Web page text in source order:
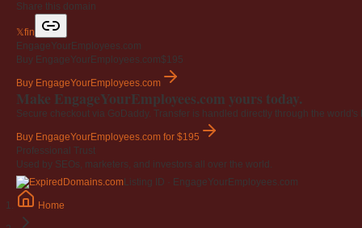
Share this domain
𝕏fin
EngageYourEmployees.com
Buy EngageYourEmployees.com$195
Buy EngageYourEmployees.com
Make EngageYourEmployees.com yours today.
Secure checkout via GoDaddy. Transfer is handled directly through the world's
Buy EngageYourEmployees.com for $195
Professional Trust
Used by SEOs, marketers, and investors all over the world.
Listing ID · EngageYourEmployees.com
Home